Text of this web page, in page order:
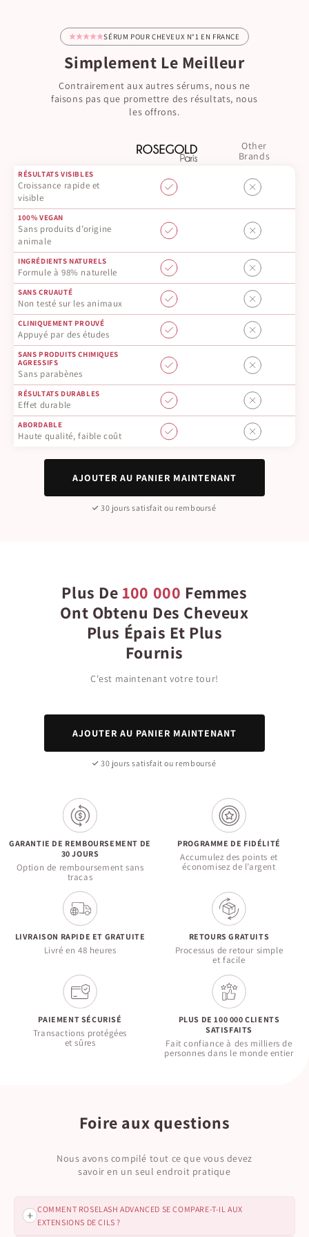
SÉRUM POUR CHEVEUX N°1 EN FRANCE
Simplement Le Meilleur
Contrairement aux autres sérums, nous ne
faisons pas que promettre des résultats, nous
les offrons.
Other
Brands
RÉSULTATS VISIBLES
Croissance rapide et
visible
100% VEGAN
Sans produits d’origine
animale
INGRÉDIENTS NATURELS
Formule à 98% naturelle
SANS CRUAUTÉ
Non testé sur les animaux
CLINIQUEMENT PROUVÉ
Appuyé par des études
SANS PRODUITS CHIMIQUES
AGRESSIFS
Sans parabènes
RÉSULTATS DURABLES
Effet durable
ABORDABLE
Haute qualité, faible coût
AJOUTER AU PANIER MAINTENANT
30 jours satisfait ou remboursé
Plus De 100 000 Femmes
Ont Obtenu Des Cheveux
Plus Épais Et Plus
Fournis
C'est maintenant votre tour!
AJOUTER AU PANIER MAINTENANT
30 jours satisfait ou remboursé
GARANTIE DE REMBOURSEMENT DE
30 JOURS
Option de remboursement sans
tracas
PROGRAMME DE FIDÉLITÉ
Accumulez des points et
économisez de l’argent
LIVRAISON RAPIDE ET GRATUITE
Livré en 48 heures
RETOURS GRATUITS
Processus de retour simple
et facile
PAIEMENT SÉCURISÉ
Transactions protégées
et sûres
PLUS DE 100 000 CLIENTS
SATISFAITS
Fait confiance à des milliers de
personnes dans le monde entier
Foire aux questions
Nous avons compilé tout ce que vous devez
savoir en un seul endroit pratique
COMMENT ROSELASH ADVANCED SE COMPARE-T-IL AUX
EXTENSIONS DE CILS ?